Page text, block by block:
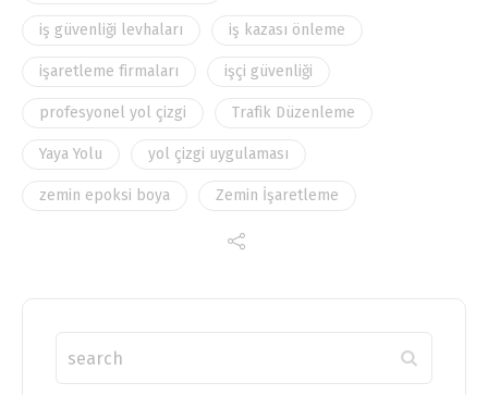
iş güvenliği levhaları iş kazası önleme
işaretleme firmaları işçi güvenliği
profesyonel yol çizgi Trafik Düzenleme
Yaya Yolu yol çizgi uygulaması
zemin epoksi boya Zemin İşaretleme